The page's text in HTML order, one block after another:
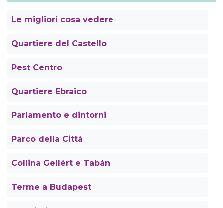
Le migliori cosa vedere
Quartiere del Castello
Pest Centro
Quartiere Ebraico
Parlamento e dintorni
Parco della Città
Collina Gellért e Tabán
Terme a Budapest